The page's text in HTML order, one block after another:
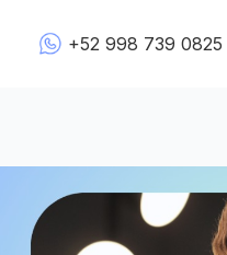
+52 998 739 0825